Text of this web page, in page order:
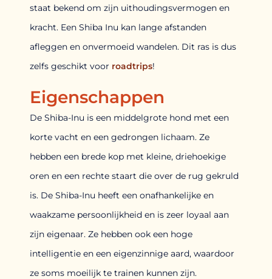
staat bekend om zijn uithoudingsvermogen en
kracht. Een Shiba Inu kan lange afstanden
afleggen en onvermoeid wandelen. Dit ras is dus
zelfs geschikt voor roadtrips!
Eigenschappen
De Shiba-Inu is een middelgrote hond met een
korte vacht en een gedrongen lichaam. Ze
hebben een brede kop met kleine, driehoekige
oren en een rechte staart die over de rug gekruld
is. De Shiba-Inu heeft een onafhankelijke en
waakzame persoonlijkheid en is zeer loyaal aan
zijn eigenaar. Ze hebben ook een hoge
intelligentie en een eigenzinnige aard, waardoor
ze soms moeilijk te trainen kunnen zijn.